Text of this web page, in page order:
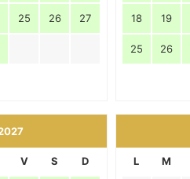
25 26 27 18 19
25 26
V S D L M